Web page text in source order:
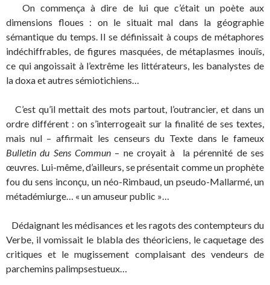
On commença à dire de lui que c’était un poète aux
dimensions floues : on le situait mal dans la géographie
sémantique du temps. Il se définissait à coups de métaphores
indéchiffrables, de figures masquées, de métaplasmes inouïs,
ce qui angoissait à l’extrême les littérateurs, les banalystes de
la doxa et autres sémiotichiens…
C’est qu’il mettait des mots partout, l’outrancier, et dans un
ordre différent : on s’interrogeait sur la finalité de ses textes,
mais nul – affirmait les censeurs du Texte dans le fameux
Bulletin du Sens Commun – ne croyait à la pérennité de ses
œuvres. Lui-même, d’ailleurs, se présentait comme un prophète
fou du sens inconçu, un néo-Rimbaud, un pseudo-Mallarmé, un
métadémiurge… « un amuseur public »…
Dédaignant les médisances et les ragots des contempteurs du
Verbe, il vomissait le blabla des théoriciens, le caquetage des
critiques et le mugissement complaisant des vendeurs de
parchemins palimpsestueux…